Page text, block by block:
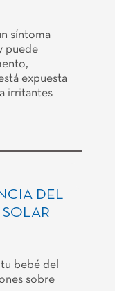
síntoma
puede
expuesta
irritantes
DEL
bebé del
sobre